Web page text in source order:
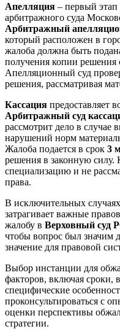
Апелляция – первый
арбитражного суда
Арбитражный
который расположен в
жалоба должна быть
получения копии решения
Апелляционный суд
решения, рассматривая
Кассация предоставляет
Арбитражный суд
рассмотрит дело в случае
нарушений норм
Жалоба подается в срок 3
решения в законную силу.
специализацию и не
права.
В исключительных
затрагивает важные
жалобу в Верховный суд
чтобы вопрос был значим
значение для правовой
Выбор инстанции для
факторов, включая
специфические
проконсультироваться с
оценки перспективы
стратегии.